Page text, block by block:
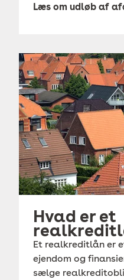
Læs om udløb af
Hvad er et
Et realkreditlån er
ejendom og
sælge